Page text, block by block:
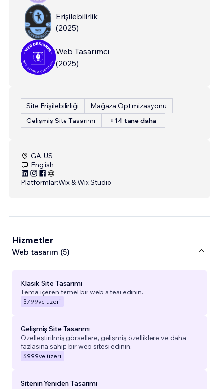
Erişilebilirlik
(2025)
Web Tasarımcı
(2025)
Site Erişilebilirliği
Mağaza Optimizasyonu
Gelişmiş Site Tasarımı
+14 tane daha
GA, US
English
Platformlar:Wix & Wix Studio
Hizmetler
Web tasarım (5)
Klasik Site Tasarımı
Tema içeren temel bir web sitesi edinin.
$799ve üzeri
Gelişmiş Site Tasarımı
Özelleştirilmiş görsellere, gelişmiş özelliklere ve daha
fazlasına sahip bir web sitesi edinin.
$999ve üzeri
Sitenin Yeniden Tasarımı